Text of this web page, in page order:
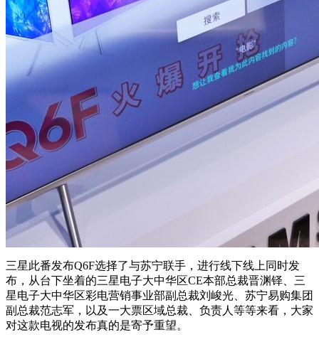
三星此番发布Q6F选择了与苏宁联手，进行线下线上同时发
布，从台下坐着的三星电子大中华区CE本部总裁晋渊铎、三
星电子大中华区彩电营销事业部副总裁刘峻光、苏宁易购集团
副总裁范志军，以及一大票区域总裁、负责人等等来看，大家
对这款电视的发布真的是寄予重望。